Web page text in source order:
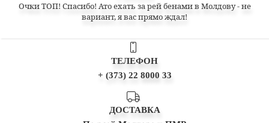
Очки ТОП! Спасибо! Ато ехать за рей бенами в Молдову - не
вариант, я вас прямо ждал!
ТЕЛЕФОН
+ (373) 22 8000 33
ДОСТАВКА